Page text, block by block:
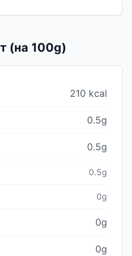
(на 100g)
210 kcal
0.5g
0.5g
0.5g
0g
0g
0g